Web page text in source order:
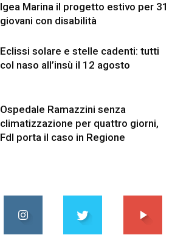
Igea Marina il progetto estivo per 31
giovani con disabilità
Eclissi solare e stelle cadenti: tutti
col naso all’insù il 12 agosto
Ospedale Ramazzini senza
climatizzazione per quattro giorni,
FdI porta il caso in Regione